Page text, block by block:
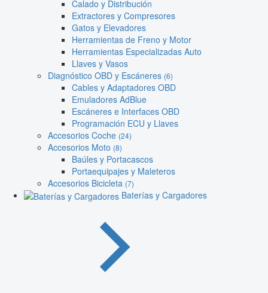
Calado y Distribución
Extractores y Compresores
Gatos y Elevadores
Herramientas de Freno y Motor
Herramientas Especializadas Auto
Llaves y Vasos
Diagnóstico OBD y Escáneres (6)
Cables y Adaptadores OBD
Emuladores AdBlue
Escáneres e Interfaces OBD
Programación ECU y Llaves
Accesorios Coche (24)
Accesorios Moto (8)
Baúles y Portacascos
Portaequipajes y Maleteros
Accesorios Bicicleta (7)
Baterías y Cargadores